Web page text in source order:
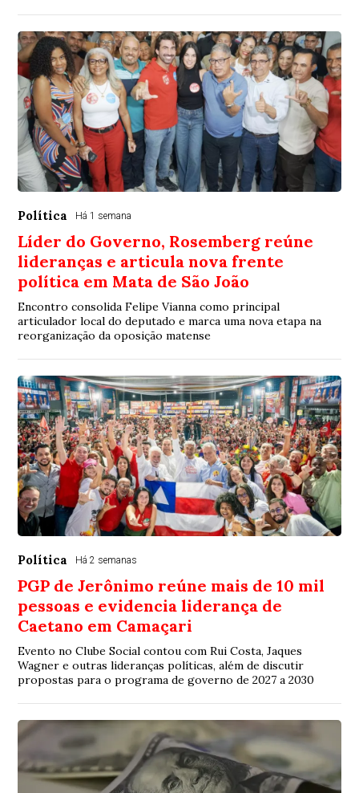
Política Há 1 semana
Líder do Governo, Rosemberg reúne
lideranças e articula nova frente
política em Mata de São João
Encontro consolida Felipe Vianna como principal
articulador local do deputado e marca uma nova etapa na
reorganização da oposição matense
Política Há 2 semanas
PGP de Jerônimo reúne mais de 10 mil
pessoas e evidencia liderança de
Caetano em Camaçari
Evento no Clube Social contou com Rui Costa, Jaques
Wagner e outras lideranças políticas, além de discutir
propostas para o programa de governo de 2027 a 2030